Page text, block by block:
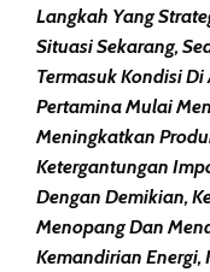
Langkah Yang
Situasi Sekarang,
Termasuk Kondisi
Pertamina Mulai
Meningkatkan
Ketergantungan
Dengan Demikian,
Menopang Dan
Kemandirian